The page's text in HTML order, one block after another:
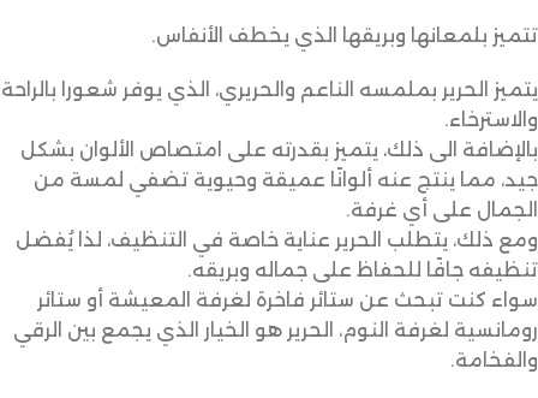
تتميز بلمعانها وبريقها الذي يخطف الأنفاس.
يتميز الحرير بملمسه الناعم والحريري، الذي يوفر شعورا بالراحة
والاسترخاء.
بالإضافة الى ذلك، يتميز بقدرته على امتصاص الألوان بشكل
جيد، مما ينتج عنه ألوانًا عميقة وحيوية تضفي لمسة من
الجمال على أي غرفة.
ومع ذلك، يتطلب الحرير عناية خاصة في التنظيف، لذا يُفضل
تنظيفه جافًا للحفاظ على جماله وبريقه.
سواء كنت تبحث عن ستائر فاخرة لغرفة المعيشة أو ستائر
رومانسية لغرفة النوم، الحرير هو الخيار الذي يجمع بين الرقي
والفخامة.